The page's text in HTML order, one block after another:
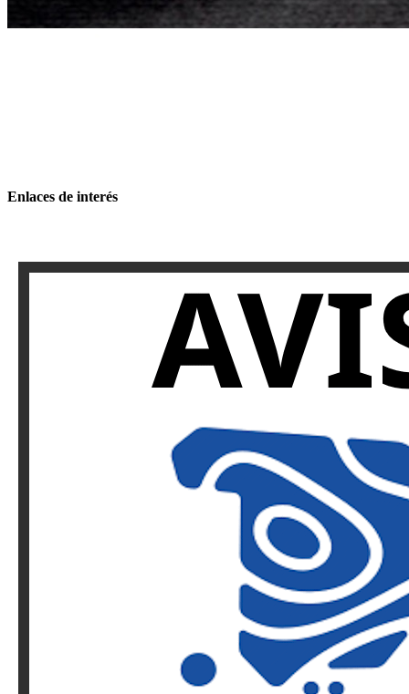
Enlaces de interés